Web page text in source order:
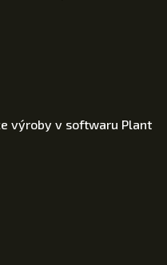
výroby v softwaru Plant